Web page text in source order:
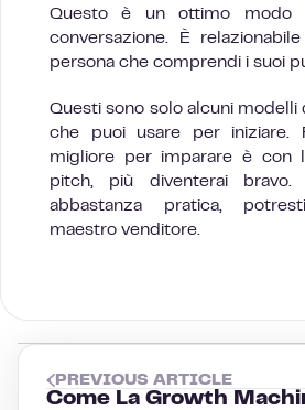
Questo è un ottimo modo
conversazione. È
persona che comprendi i suoi
Questi sono solo alcuni modelli
che puoi usare per iniziare.
migliore per imparare è con
pitch, più diventerai
abbastanza pratica,
maestro venditore.
PREVIOUS ARTICLE
Come La Growth